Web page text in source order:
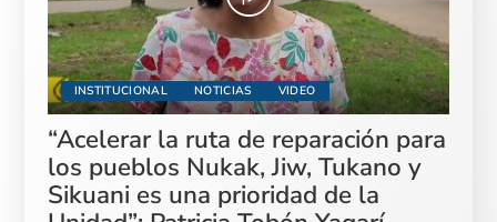
INSTITUCIONAL NOTICIAS VIDEO
“Acelerar la ruta de reparación para
los pueblos Nukak, Jiw, Tukano y
Sikuani es una prioridad de la